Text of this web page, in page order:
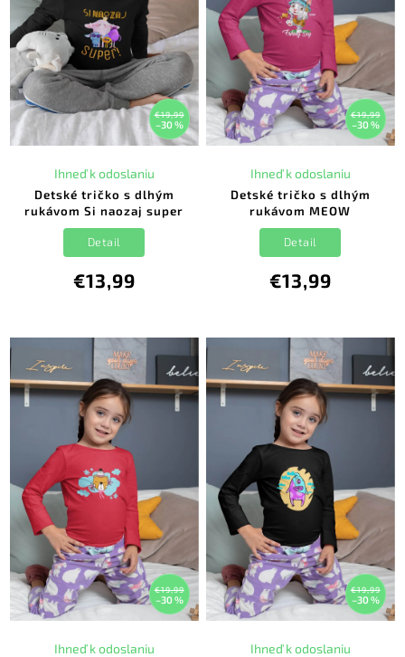
€19,99
–30 %
Detské tričko s dlhým
rukávom Si naozaj super
Ihneď k odoslaniu
€13,99
Detail
€19,99
–30 %
Detské tričko s dlhým
rukávom MEOW
Ihneď k odoslaniu
€13,99
Detail
€19,99
–30 %
Ihneď k odoslaniu
€19,99
–30 %
Ihneď k odoslaniu